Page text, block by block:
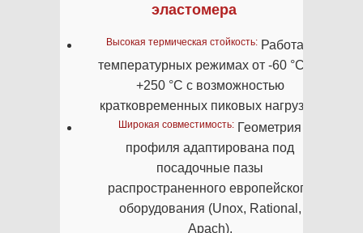
эластомера
Высокая термическая стойкость:Работа в
температурных режимах от -60 °C до
+250 °C с возможностью
кратковременных пиковых нагрузок.
Широкая совместимость: Геометрия
профиля адаптирована под
посадочные пазы
распространенного европейского
оборудования (Unox, Rational,
Apach).